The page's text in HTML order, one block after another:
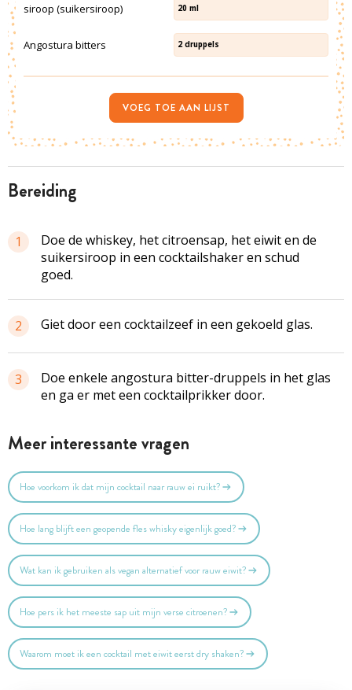
bereiding
1
Doe de whiskey, het citroensap, het eiwit en de
suikersiroop in een cocktailshaker en schud
goed.
2 Giet door een cocktailzeef in een gekoeld glas.
3
Doe enkele angostura bitter-druppels in het glas
en ga er met een cocktailprikker door.
Meer interessante vragen
Hoe voorkom ik dat mijn cocktail naar rauw ei ruikt?
Hoe lang blijft een geopende fles whisky eigenlijk goed?
Wat kan ik gebruiken als vegan alternatief voor rauw eiwit?
Hoe pers ik het meeste sap uit mijn verse citroenen?
Waarom moet ik een cocktail met eiwit eerst dry shaken?
siroop (suikersiroop) 20 ml
Angostura bitters 2 druppels
VOEG TOE AAN LIJST